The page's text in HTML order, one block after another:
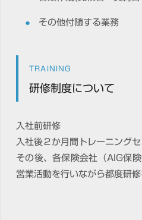
その他付随する業務
TRAINING
研修制度について
入社前研修
入社後２か月間トレーニング
その後、各保険会社（AIG保
営業活動を行いながら都度研